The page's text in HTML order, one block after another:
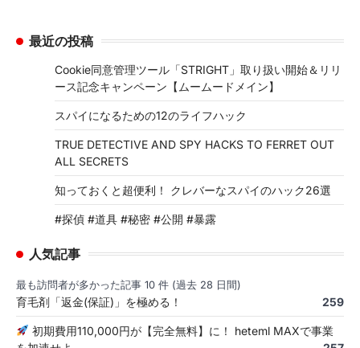
最近の投稿
Cookie同意管理ツール「STRIGHT」取り扱い開始＆リリ
ース記念キャンペーン【ムームードメイン】
スパイになるための12のライフハック
TRUE DETECTIVE AND SPY HACKS TO FERRET OUT
ALL SECRETS
知っておくと超便利！ クレバーなスパイのハック26選
#探偵 #道具 #秘密 #公開 #暴露
人気記事
最も訪問者が多かった記事 10 件 (過去 28 日間)
育毛剤「返金(保証)」を極める！ 259
初期費用110,000円が【完全無料】に！ heteml MAXで事業